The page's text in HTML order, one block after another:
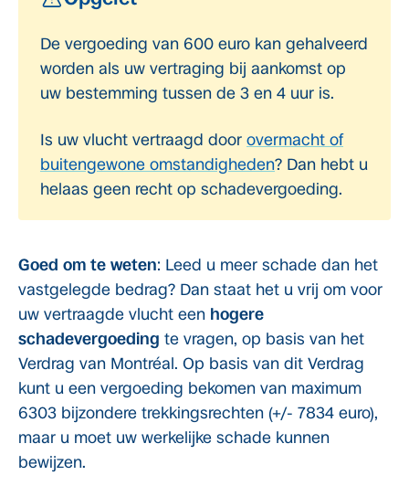
De vergoeding van 600 euro kan gehalveerd
worden als uw vertraging bij aankomst op
uw bestemming tussen de 3 en 4 uur is.
Is uw vlucht vertraagd door overmacht of
buitengewone omstandigheden? Dan hebt u
helaas geen recht op schadevergoeding.
Goed om te weten: Leed u meer schade dan het
vastgelegde bedrag? Dan staat het u vrij om voor
uw vertraagde vlucht een hogere
schadevergoeding te vragen, op basis van het
Verdrag van Montréal. Op basis van dit Verdrag
kunt u een vergoeding bekomen van maximum
6303 bijzondere trekkingsrechten (+/- 7834 euro),
maar u moet uw werkelijke schade kunnen
bewijzen.